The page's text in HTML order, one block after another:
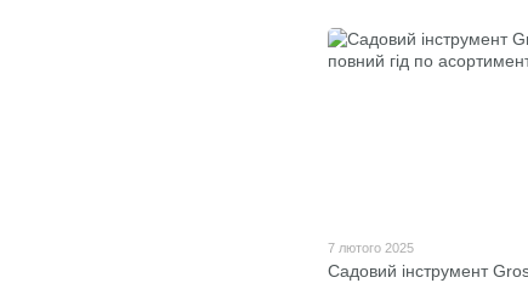
7 лютого 2025
Садовий інструмент